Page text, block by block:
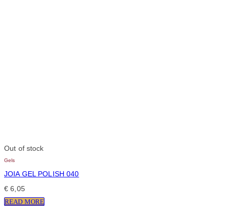
Out of stock
Gels
JOIA GEL POLISH 040
€ 6,05
READ MORE